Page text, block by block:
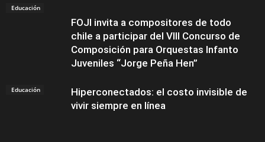
Educación
Educación
FOJI invita a compositores de todo
chile a participar del VIII Concurso de
Composición para Orquestas Infanto
Juveniles “Jorge Peña Hen”
Hiperconectados: el costo invisible de
vivir siempre en línea